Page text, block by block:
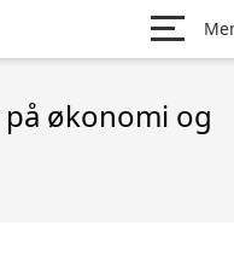
på økonomi og